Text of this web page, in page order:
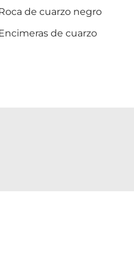
de cuarzo negro
de cuarzo